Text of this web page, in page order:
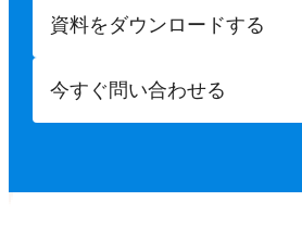
資料をダウンロードする
今すぐ問い合わせる